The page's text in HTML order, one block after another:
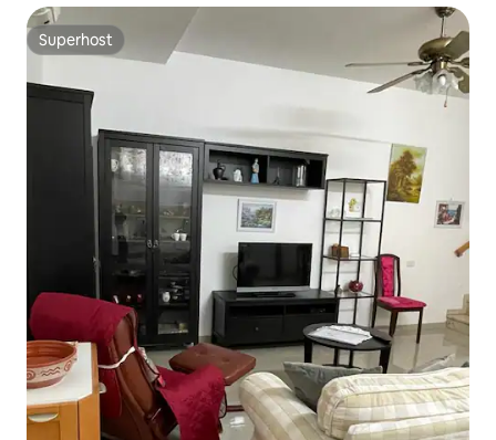
Superhost
Superhost